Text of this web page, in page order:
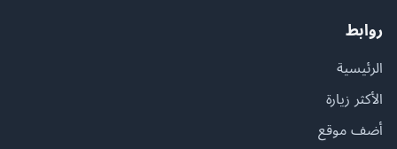
روابط
الرئيسية
الأكثر زيارة
أضف موقع